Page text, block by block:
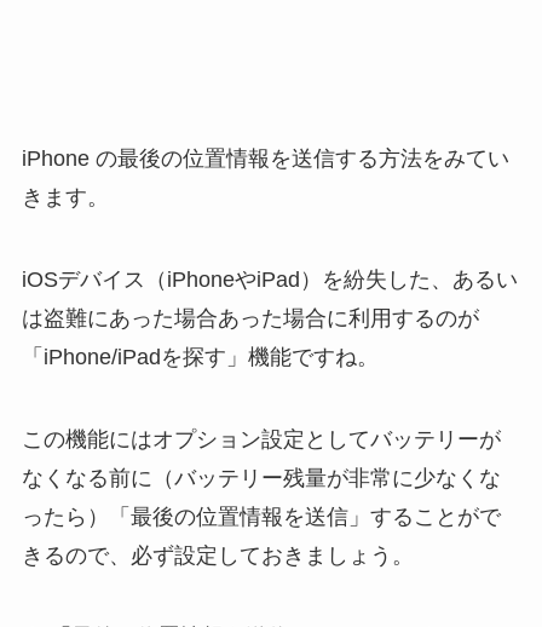
iPhone の最後の位置情報を送信する方法をみてい
きます。
iOSデバイス（iPhoneやiPad）を紛失した、あるい
は盗難にあった場合あった場合に利用するのが
「iPhone/iPadを探す」機能ですね。
この機能にはオプション設定としてバッテリーが
なくなる前に（バッテリー残量が非常に少なくな
ったら）「最後の位置情報を送信」することがで
きるので、必ず設定しておきましょう。